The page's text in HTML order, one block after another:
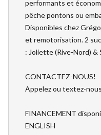
performants et
pêche pontons ou
Disponibles chez
et remotorisation. 2
: Joliette (Rive-Nord) &
CONTACTEZ-NOUS!
Appelez ou textez-
FINANCEMENT
ENGLISH